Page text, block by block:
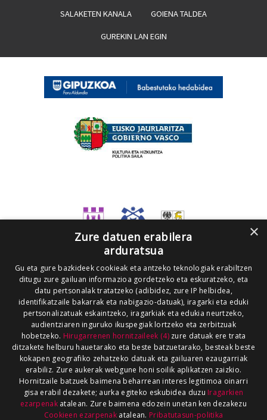
SALAKETEN KANALA GOIENA TALDEA
GUREKIN LAN EGIN
×
Zure datuen erabilera
arduratsua
Gu eta gure bazkideek cookieak eta antzeko teknologiak erabiltzen
ditugu zure gailuan informazioa gordetzeko eta eskuratzeko, eta
datu pertsonalak tratatzeko (adibidez, zure IP helbidea,
identifikatzaile bakarrak eta nabigazio-datuak), iragarki eta eduki
pertsonalizatuak eskaintzeko, iragarkiak eta edukia neurtzeko,
audientziaren inguruko ikuspegiak lortzeko eta zerbitzuak
hobetzeko. Hirugarrenen hornitzaileek (4)zure datuak ere trata
ditzakete helburu hauetarako eta beste batzuetarako, besteak beste
kokapen geografiko zehatzeko datuak eta gailuaren ezaugarriak
erabiliz. Zure aukerak webgune honi soilik aplikatzen zaizkio.
Hornitzaile batzuek baimena beharrean interes legitimoa oinarri
gisa erabil dezakete; aurka egiteko eskubidea duzu Iragarkien
ezarpenakatalean. Zure baimena edozein unetan ken dezakezu
Cookieen ezarpenak atalean. Pribatutasun-politika